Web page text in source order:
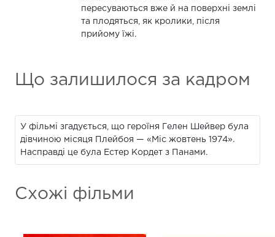
пересуваються вже й на поверхні землі
та плодяться, як кролики, після
прийому їжі.
Що залишилося за кадром
У фільмі згадується, що героїня Гелен Шейвер була
дівчиною місяця Плейбоя — «Міс жовтень 1974».
Насправді це була Естер Кордет з Панами.
Схожі фільми